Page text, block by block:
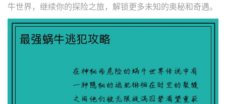
牛世界，继续你的探险之旅，解锁更多未知的奥秘和奇遇。